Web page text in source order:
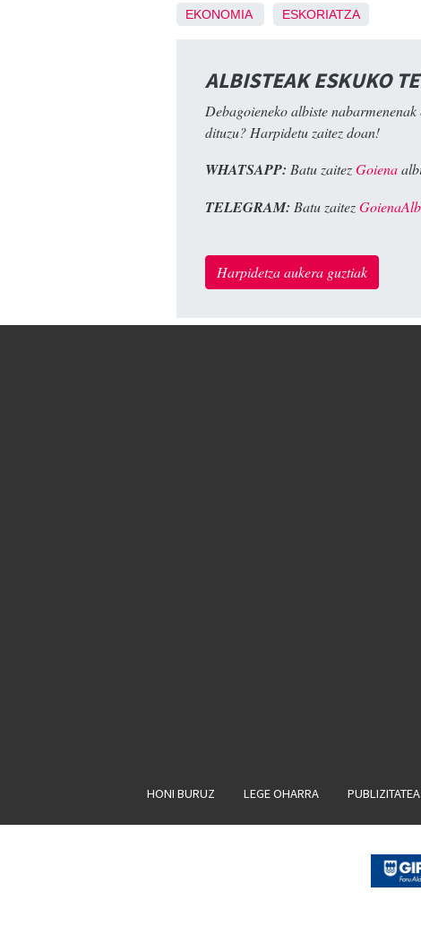
EKONOMIA ESKORIATZA
ALBISTEAK ESKUKO
Debagoieneko albiste
dituzu? Harpidetu zaitez doan!
WHATSAPP: Batu zaitezGoiena
TELEGRAM: Batu zaitez
Harpidetza aukera guztiak
HONI BURUZ LEGE OHARRA PUBLIZITATEA